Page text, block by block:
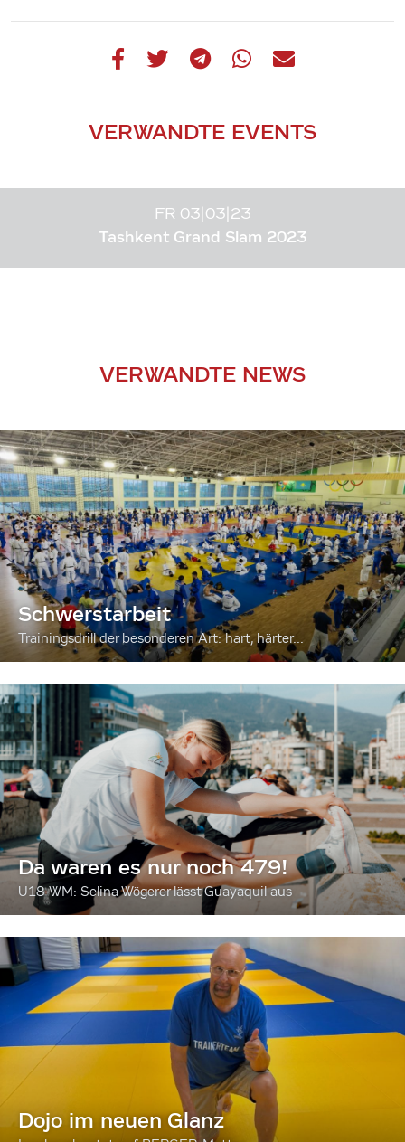
VERWANDTE EVENTS
FR 03|03|23
Tashkent Grand Slam 2023
VERWANDTE NEWS
Schwerstarbeit
Trainingsdrill der besonderen Art: hart, härter...
Da waren es nur noch 479!
U18-WM: Selina Wögerer lässt Guayaquil aus
Dojo im neuen Glanz